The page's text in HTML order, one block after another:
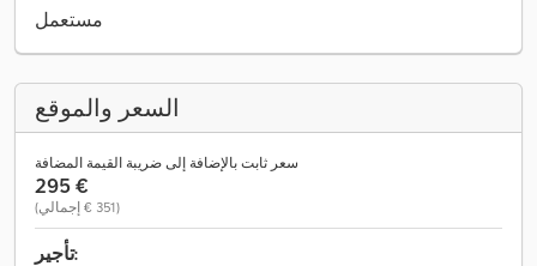
مستعمل
السعر والموقع
سعر ثابت بالإضافة إلى ضريبة القيمة المضافة
‏295 €
(‏351 € إجمالي)
تأجير: